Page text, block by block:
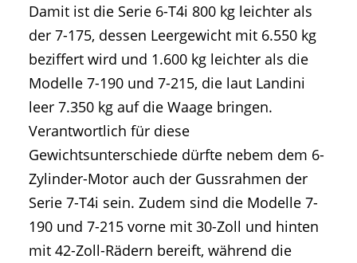
Damit ist die Serie 6-T4i 800 kg leichter als
der 7-175, dessen Leergewicht mit 6.550 kg
beziffert wird und 1.600 kg leichter als die
Modelle 7-190 und 7-215, die laut Landini
leer 7.350 kg auf die Waage bringen.
Verantwortlich für diese
Gewichtsunterschiede dürfte nebem dem 6-
Zylinder-Motor auch der Gussrahmen der
Serie 7-T4i sein. Zudem sind die Modelle 7-
190 und 7-215 vorne mit 30-Zoll und hinten
mit 42-Zoll-Rädern bereift, während die